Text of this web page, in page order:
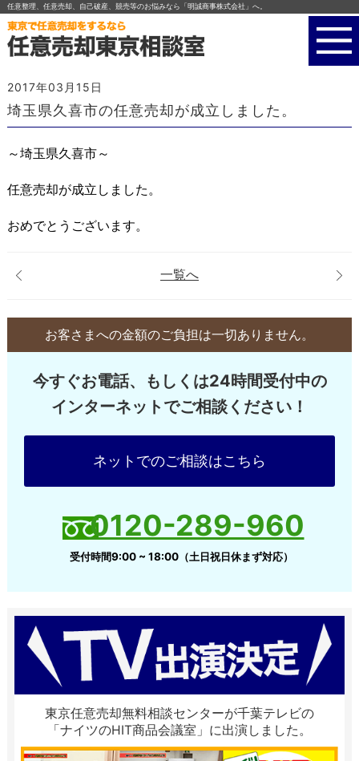
任意整理、任意売却、自己破産、競売等のお悩みなら「明誠商事株式会社」へ。
2017年03月15日
埼玉県久喜市の任意売却が成立しました。
～埼玉県久喜市～
任意売却が成立しました。
おめでとうございます。
一覧へ
お客さまへの金額のご負担は一切ありません。
今すぐお電話、もしくは24時間受付中の
インターネットでご相談ください！
ネットでのご相談はこちら
0120-289-960
受付時間9:00 ~ 18:00（土日祝日休まず対応）
東京任意売却無料相談センターが千葉テレビの
「ナイツのHIT商品会議室」に出演しました。